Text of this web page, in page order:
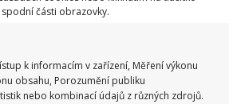
části obrazovky.
k informacím v zařízení, Měření výkonu
obsahu, Porozumění publiku
nebo kombinací údajů z různých zdrojů.